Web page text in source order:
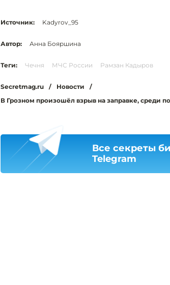
Источник: Kadyrov_95
Автор: Анна Бояршина
Теги: Чечня МЧС России Рамзан Кадыров
Secretmag.ru / Новости
/
В Грозном произошёл взрыв на заправке, среди
Все секреты
Telegram